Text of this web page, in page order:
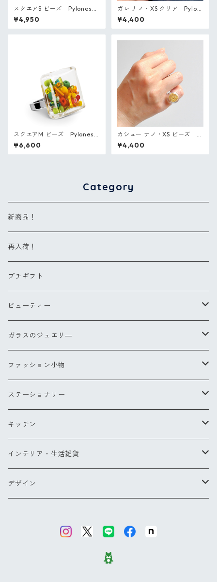
スクエアS ビーズ Pylones
フランス ガラスのリング
¥4,950
ガレ ナノ・XS クリア Pylon
es フランス ガラスのリング
¥4,400
スクエアM ビーズ Pylones
フランス ガラスのリング
¥6,600
カシュー ナノ・XS ビーズ P
ylones フランス ガラスのリン
グ
¥4,400
Category
新商品！
再入荷！
プチギフト
ビューティー
ヘアブラシ
Sサイズ
Lサイズ
コンパクトブラシ
チークブラシ
ミラー
ヘアアクセサリー
ガラスのジュエリ―
リングXS(ナノ)
リングS
リングM
ペンダント
ピアス
ファッション小物
スカーフ
バッグ・ポーチ
バッグ
ポーチ
お財布・コインケース
メガネケース他
ステーショナリー
ペン
ポストカード
カードケース
キッチン
キッチンツール
エプロン
インテリア・生活雑貨
ブランケット
デザイン